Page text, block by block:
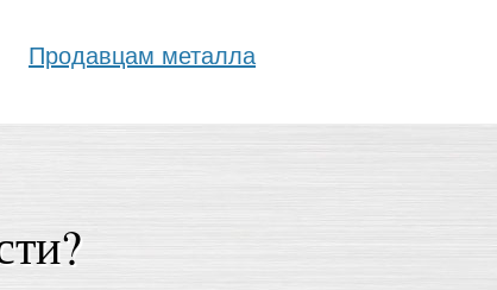
Продавцам металла